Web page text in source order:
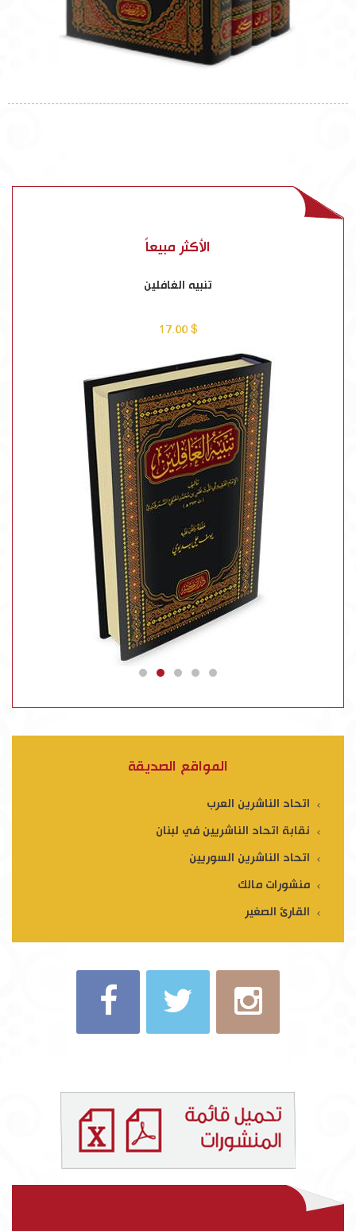
الأكثر مبيعاً
تنبيه الغافلين
$ 17.00
المواقع الصديقة
اتحاد الناشرين العرب
نقابة اتحاد الناشريين في لبنان
اتحاد الناشرين السوريين
منشورات مالك
القارئ الصغير